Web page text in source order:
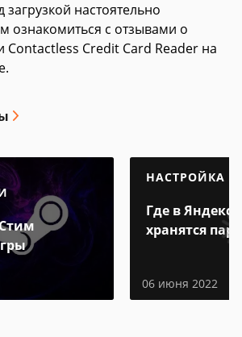
настоятельно
ознакомиться с отзывами о
Credit Card Reader на
НАСТРОЙКА
Где в Яндекс
хранятся
06 июня 2022